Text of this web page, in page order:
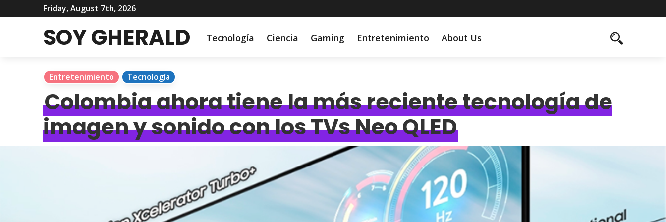
Friday, August 7th, 2026
SOY GHERALD Tecnología Ciencia Gaming Entretenimiento About Us
Entretenimiento Tecnología
Colombia ahora tiene la más reciente tecnología de
imagen y sonido con los TVs Neo QLED